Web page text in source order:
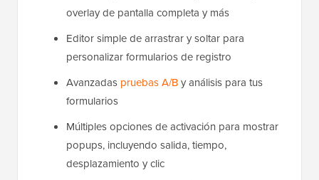
overlay de pantalla completa y más
Editor simple de arrastrar y soltar para
personalizar formularios de registro
Avanzadas pruebas A/By análisis para tus
formularios
Múltiples opciones de activación para mostrar
popups, incluyendo salida, tiempo,
desplazamiento y clic